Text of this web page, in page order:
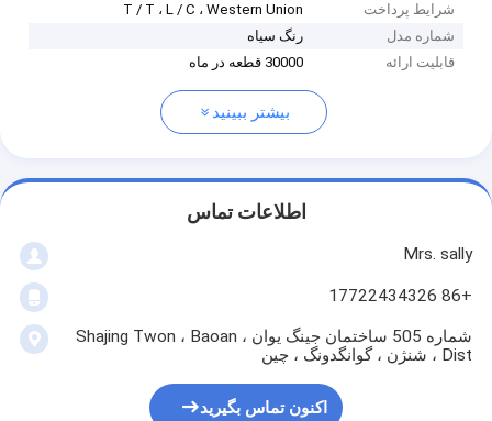
شرایط پرداخت
T / T ، L / C ، Western Union
شماره مدل
رنگ سیاه
قابلیت ارائه
30000 قطعه در ماه
بیشتر ببینید
اطلاعات تماس
Mrs. sally
+86 17722434326
شماره 505 ساختمان جینگ یوان ، Shajing Twon ، Baoan
Dist ، شنژن ، گوانگدونگ ، چین
اکنون تماس بگیرید